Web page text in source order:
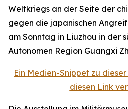
Weltkriegs an der Seite der
gegen die japanischen
am Sonntag in Liuzhou in der
Autonomen Region Guangxi
Ein Medien-Snippet zu
diesen Link